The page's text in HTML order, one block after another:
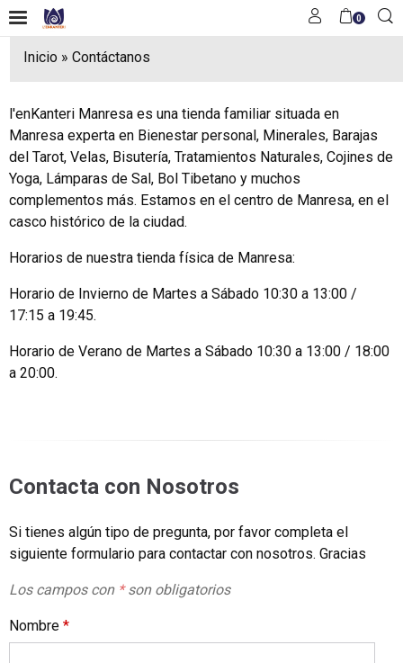
0
Inicio » Contáctanos
l'enKanteri Manresa es una tienda familiar situada en
Manresa experta en Bienestar personal, Minerales, Barajas
del Tarot, Velas, Bisutería, Tratamientos Naturales, Cojines de
Yoga, Lámparas de Sal, Bol Tibetano y muchos
complementos más. Estamos en el centro de Manresa, en el
casco histórico de la ciudad.
Horarios de nuestra tienda física de Manresa:
Horario de Invierno de Martes a Sábado 10:30 a 13:00 /
17:15 a 19:45.
Horario de Verano de Martes a Sábado 10:30 a 13:00 / 18:00
a 20:00.
Contacta con Nosotros
Si tienes algún tipo de pregunta, por favor completa el
siguiente formulario para contactar con nosotros. Gracias
Los campos con *son obligatorios
Nombre *